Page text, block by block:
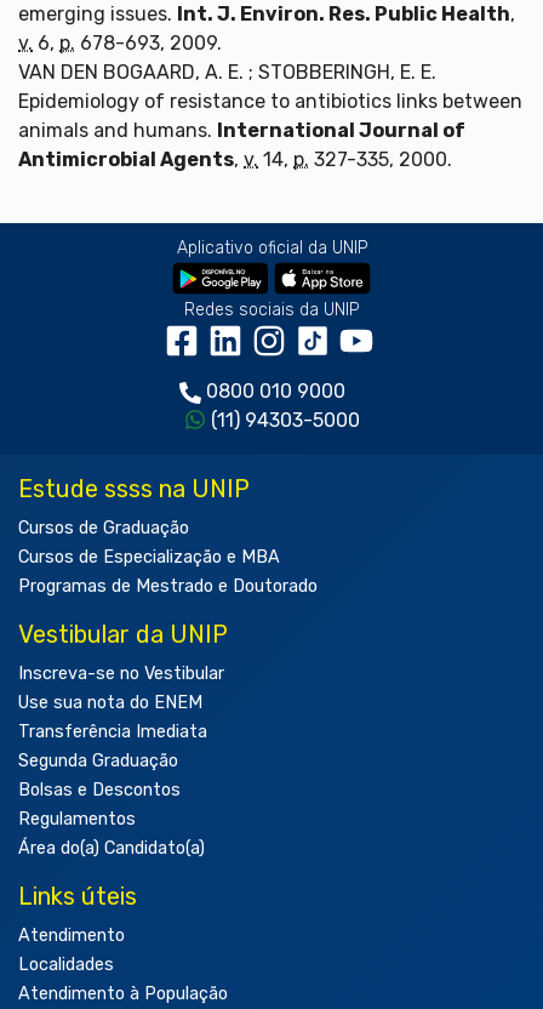
emerging issues. Int. J. Environ. Res. Public Health,
v. 6, p. 678-693, 2009.
VAN DEN BOGAARD, A. E. ; STOBBERINGH, E. E.
Epidemiology of resistance to antibiotics links between
animals and humans. International Journal of
Antimicrobial Agents, v. 14, p. 327-335, 2000.
Aplicativo oficial da UNIP
Redes sociais da UNIP
0800 010 9000
(11) 94303-5000
Estude ssss na UNIP
Cursos de Graduação
Cursos de Especialização e MBA
Programas de Mestrado e Doutorado
Vestibular da UNIP
Inscreva-se no Vestibular
Use sua nota do ENEM
Transferência Imediata
Segunda Graduação
Bolsas e Descontos
Regulamentos
Área do(a) Candidato(a)
Links úteis
Atendimento
Localidades
Atendimento à População